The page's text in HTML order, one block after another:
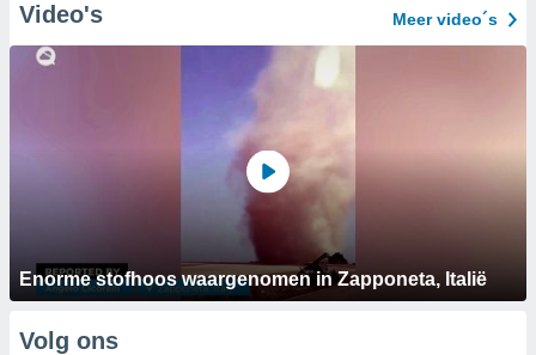
Video's Meer video´s
Enorme stofhoos waargenomen in Zapponeta, Italië
Volg ons